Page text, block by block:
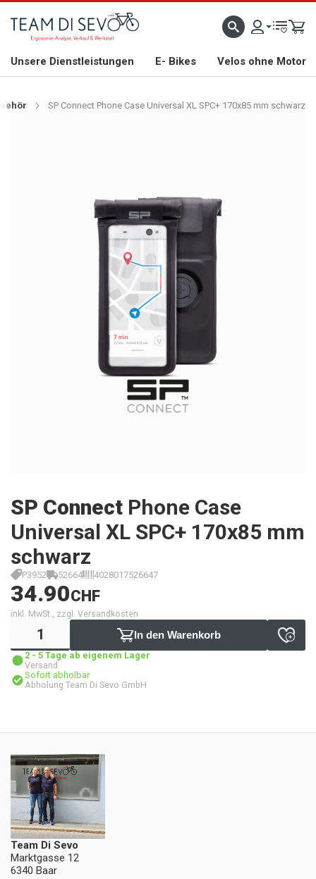
WILLKOMMEN GROSSE AUSWAHL AN RENNRÄDERN, GRAVEL, E-BIKES UND
Unsere Dienstleistungen E- Bikes Velos ohne Motor
SP Connect Phone Case Universal XL SPC+ 170x85 mm schwarz
SP Connect Phone Case
Universal XL SPC+ 170x85 mm
schwarz
P3952 52664 4028017526647
34.90CHF
inkl. MwSt., zzgl. Versandkosten
In den Warenkorb
2 - 5 Tage ab eigenem Lager
Versand
Sofort abholbar
Abholung Team Di Sevo GmbH
Team Di Sevo
Marktgasse 12
6340 Baar